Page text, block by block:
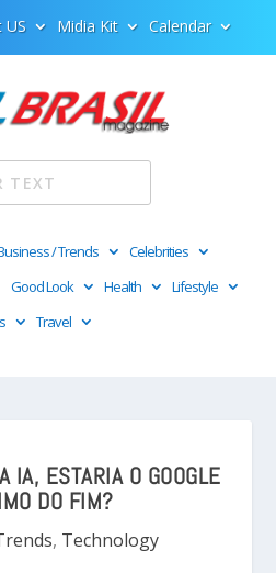
US Midia Kit Calendar
/ Trends
Celebrities
Good Look Health
Lifestyle
Travel
IA, ESTARIA O GOOGLE
DO FIM?
, Technology